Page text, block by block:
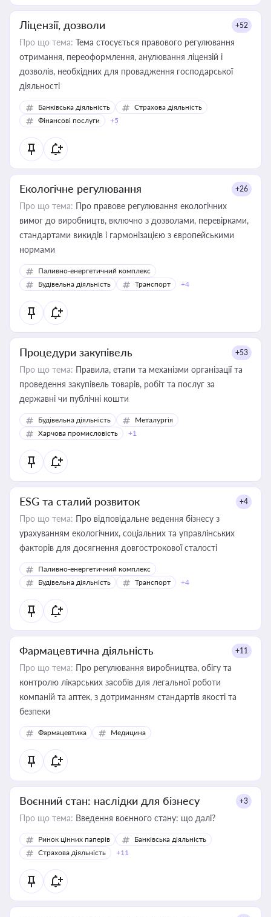
Ліцензії, дозволи +52
Про що тема: Тема стосується правового регулювання
отримання, переоформлення, анулювання ліцензій і
дозволів, необхідних для провадження господарської
діяльності
Банківська діяльність
Страхова діяльність
Фінансові послуги
+5
Екологічне регулювання +26
Про що тема: Про правове регулювання екологічних
вимог до виробництв, включно з дозволами, перевірками,
стандартами викидів і гармонізацією з європейськими
нормами
Паливно-енергетичний комплекс
Будівельна діяльність
Транспорт +4
Процедури закупівель +53
Про що тема: Правила, етапи та механізми організації та
проведення закупівель товарів, робіт та послуг за
державні чи публічні кошти
Будівельна діяльність
Металургія
Харчова промисловість
+1
ESG та сталий розвиток +4
Про що тема: Про відповідальне ведення бізнесу з
урахуванням екологічних, соціальних та управлінських
факторів для досягнення довгострокової сталості
Паливно-енергетичний комплекс
Будівельна діяльність
Транспорт +4
Фармацевтична діяльність +11
Про що тема: Про регулювання виробництва, обігу та
контролю лікарських засобів для легальної роботи
компаній та аптек, з дотриманням стандартів якості та
безпеки
Фармацевтика Медицина
Воєнний стан: наслідки для бізнесу +3
Про що тема: Введення воєнного стану: що далі?
Ринок цінних паперів
Банківська діяльність
Страхова діяльність
+11